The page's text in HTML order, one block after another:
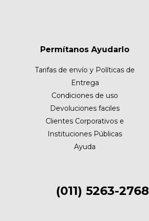
Permítanos Ayudarlo
Tarifas de envío y Políticas de
Entrega
Condiciones de uso
Devoluciones faciles
Clientes Corporativos e
Instituciones Públicas
Ayuda
(011) 5263-2768